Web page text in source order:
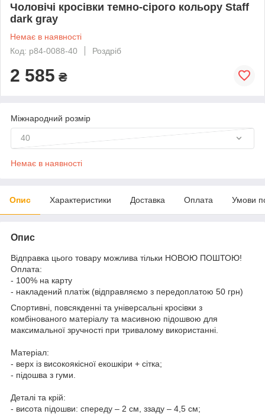
Чоловічі кросівки темно-сірого кольору Staff
dark gray
Немає в наявності
Код: p84-0088-40
Роздріб
2 585 ₴
Міжнародний розмір
40
Немає в наявності
Опис Характеристики Доставка Оплата Умови
Опис
Відправка цього товару можлива тільки НОВОЮ ПОШТОЮ!
Оплата:
- 100% на карту
- накладений платіж (відправляємо з передоплатою 50 грн)
Спортивні, повсякденні та універсальні кросівки з
комбінованого матеріалу та масивною підошвою для
максимальної зручності при тривалому використанні.
Матеріал:
- верх із високоякісної екошкіри + сітка;
- підошва з гуми.
Деталі та крій:
- висота підошви: спереду – 2 см, ззаду – 4,5 см;